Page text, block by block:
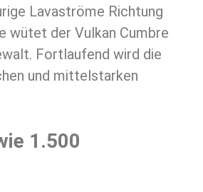
Lavaströme Richtung
wütet der Vulkan Cumbre
Fortlaufend wird die
und mittelstarken
1.500